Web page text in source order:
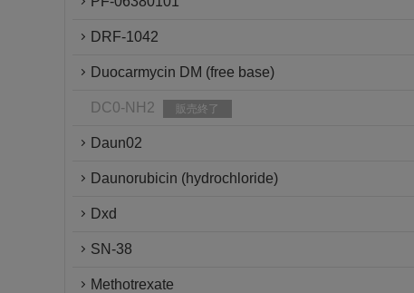
DRF-1042
Duocarmycin DM (free base)
DC0-NH2 販売終了
Daun02
Daunorubicin (hydrochloride)
Dxd
SN-38
Methotrexate